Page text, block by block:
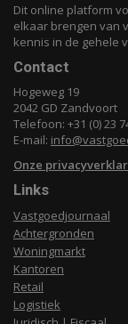
Dit online platform
elkaar brengen van
kennis in de gehele
Contact
Hogeweg 19
2042 GD Zandvoort
Telefoon: +31 (0) 23
E-mail:
Onze
Links
Vastgoedjournaal
Achtergronden
Woningmarkt
Kantoren
Retail
Logistiek